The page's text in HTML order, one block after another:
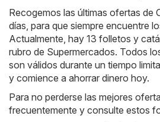
Recogemos las últimas ofertas de
días, para que siempre encuentre
Actualmente, hay 13 folletos y
rubro de Supermercados. Todos
son válidos durante un tiempo
y comience a ahorrar dinero hoy.
Para no perderse las mejores
frecuentemente y consulte estos